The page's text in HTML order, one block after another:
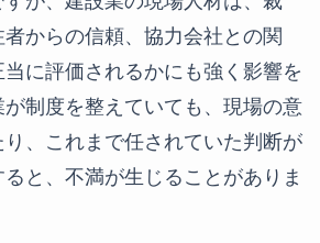
からの信頼、協力会社との関
に評価されるかにも強く影響を
制度を整えていても、現場の意
、これまで任されていた判断が
と、不満が生じることがありま